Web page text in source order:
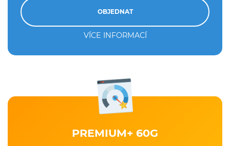
OBJEDNAT
VÍCE INFORMACÍ
PREMIUM+ 60G